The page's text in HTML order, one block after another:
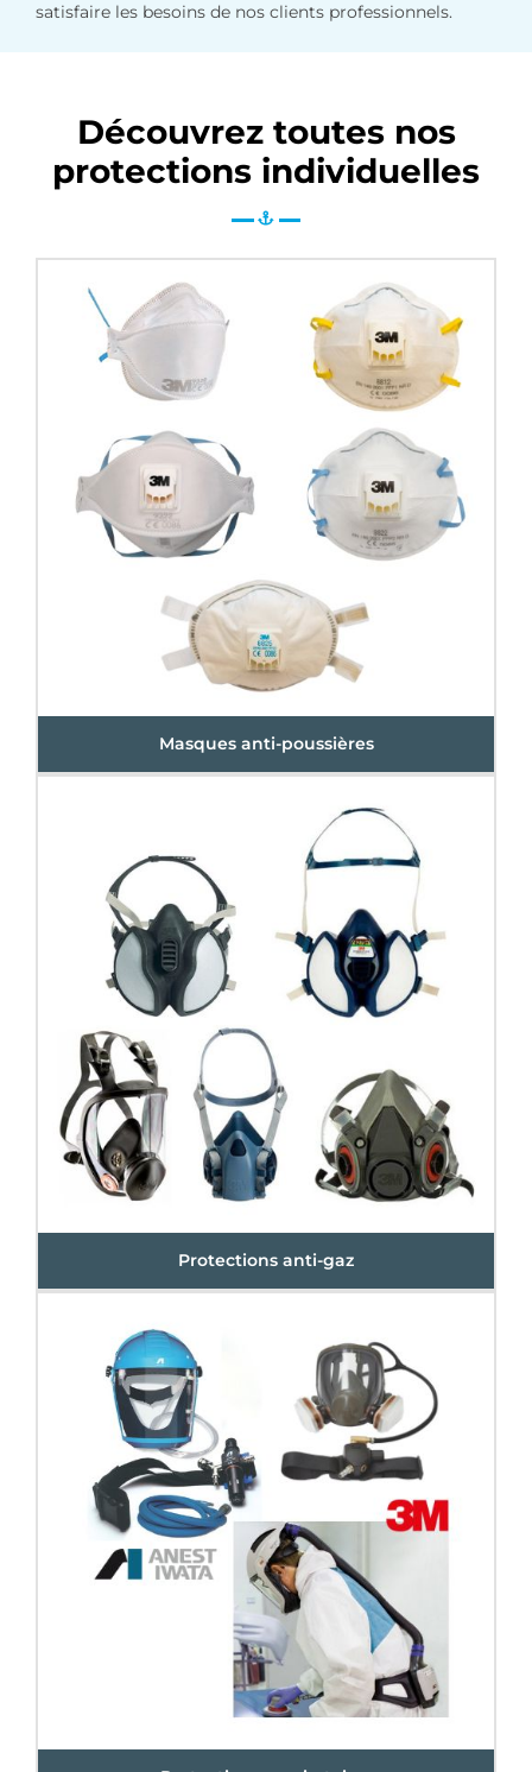
satisfaire les besoins de nos clients professionnels.
Découvrez toutes nos
protections individuelles
Masques anti-poussières
Protections anti-gaz